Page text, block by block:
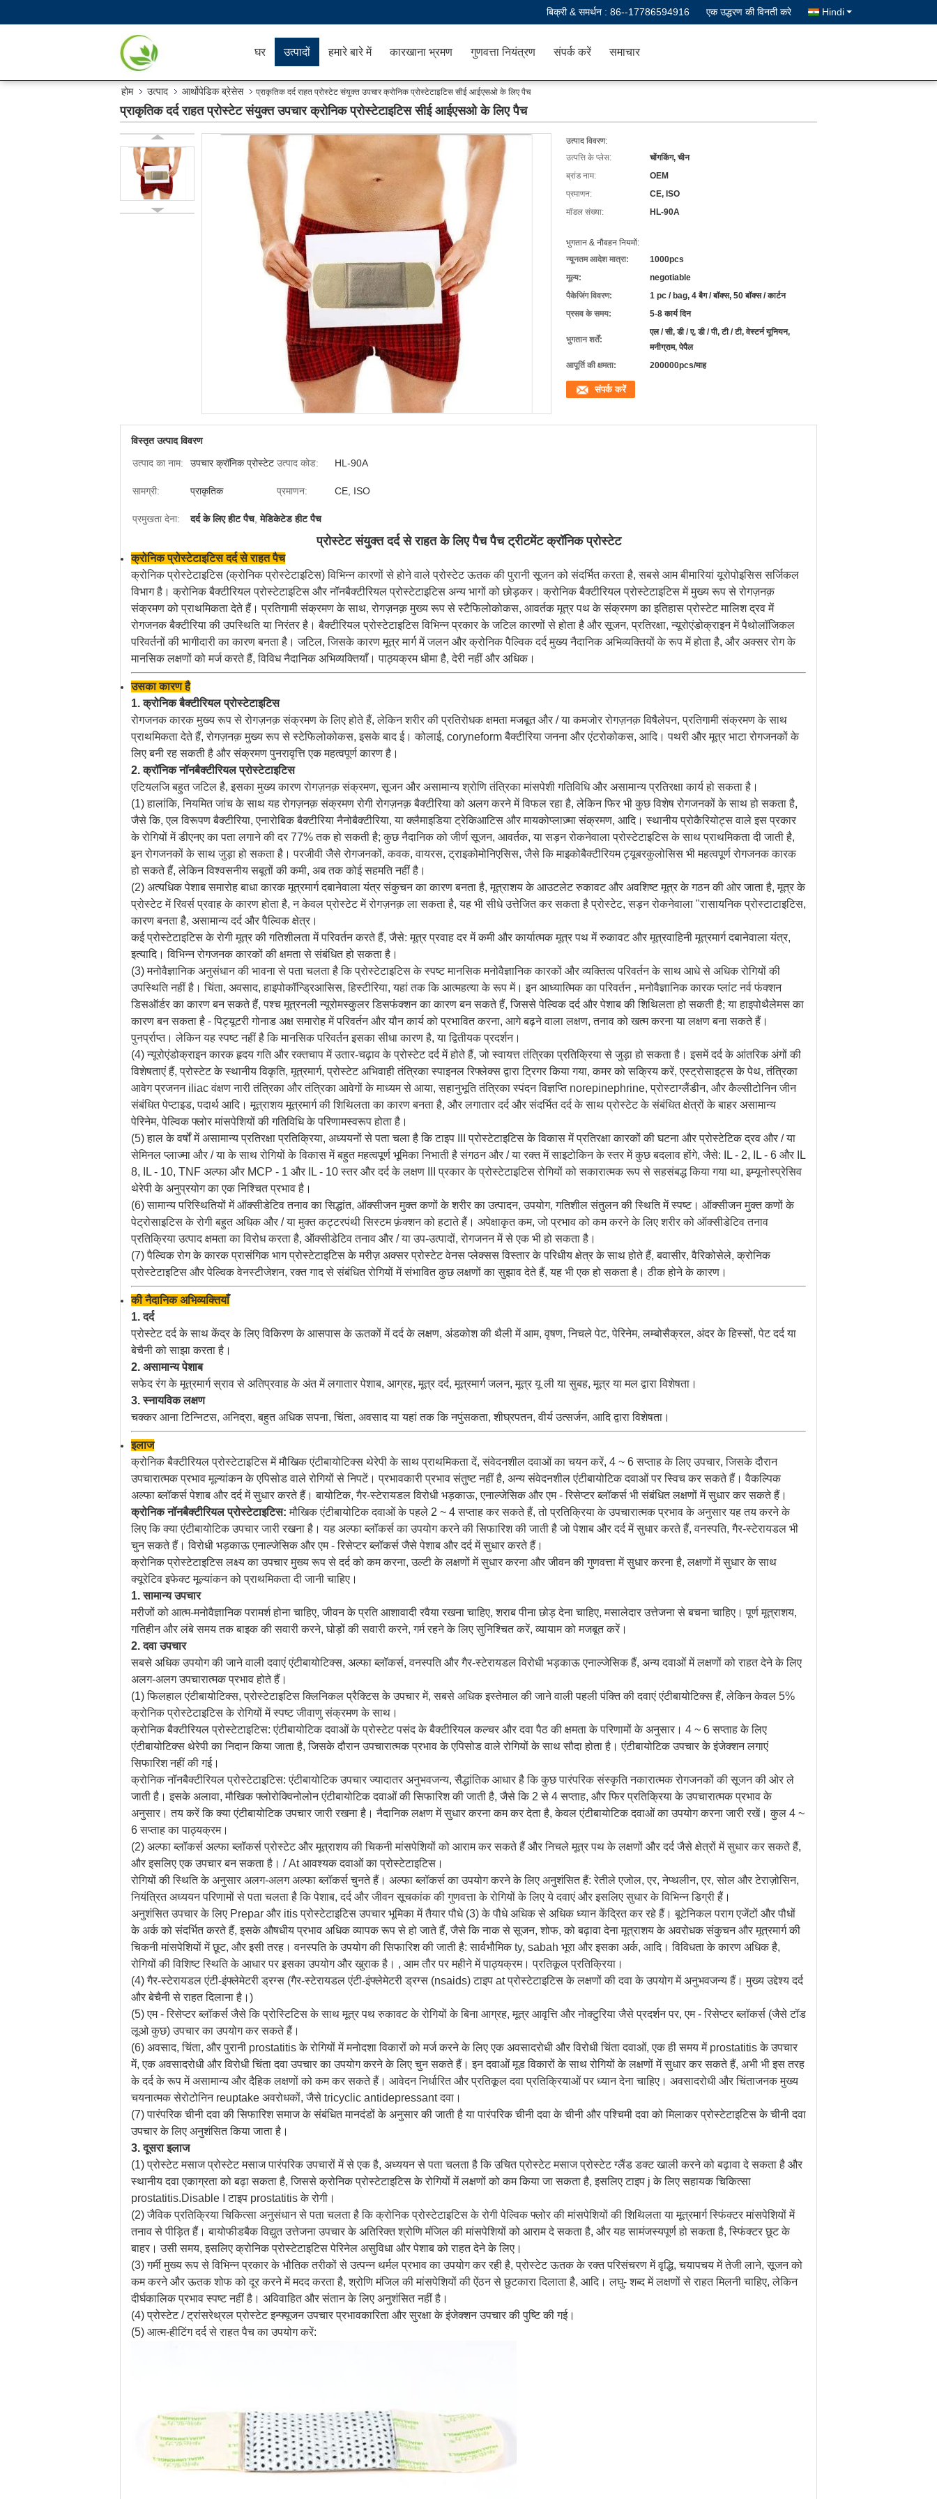
बिक्री & समर्थन : 86--17786594916 एक उद्धरण की विनती करे Hindi
घर उत्पादों हमारे बारे में कारखाना भ्रमण गुणवत्ता नियंत्रण संपर्क करें समाचार
होम उत्पाद आर्थोपेडिक ब्रेसेस प्राकृतिक दर्द राहत प्रोस्टेट संयुक्त उपचार क्रोनिक प्रोस्टेटाइटिस सीई आईएसओ के लिए पैच
प्राकृतिक दर्द राहत प्रोस्टेट संयुक्त उपचार क्रोनिक प्रोस्टेटाइटिस सीई आईएसओ के लिए पैच
उत्पाद विवरण:
उत्पत्ति के प्लेस:
चोंगकिंग, चीन
ब्रांड नाम:
OEM
प्रमाणन:
CE, ISO
मॉडल संख्या:
HL-90A
भुगतान & नौवहन नियमों:
न्यूनतम आदेश मात्रा:
1000pcs
मूल्य:
negotiable
पैकेजिंग विवरण:
1 pc / bag, 4 बैग / बॉक्स, 50 बॉक्स / कार्टन
प्रसव के समय:
5-8 कार्य दिन
भुगतान शर्तें:
एल / सी, डी / ए, डी / पी, टी / टी, वेस्टर्न यूनियन,
मनीग्राम, पेपैल
आपूर्ति की क्षमता:
200000pcs/माह
संपर्क करें
विस्तृत उत्पाद विवरण
उत्पाद का नाम:
उपचार क्रॉनिक प्रोस्टेट उत्पाद कोड: HL-90A
सामग्री: प्राकृतिक प्रमाणन: CE, ISO
प्रमुखता देना: दर्द के लिए हीट पैच,मेडिकेटेड हीट पैच
प्रोस्टेट संयुक्त दर्द से राहत के लिए पैच पैच ट्रीटमेंट क्रॉनिक प्रोस्टेट
क्रोनिक प्रोस्टेटाइटिस दर्द से राहत पैच
क्रोनिक प्रोस्टेटाइटिस (क्रोनिक प्रोस्टेटाइटिस) विभिन्न कारणों से होने वाले प्रोस्टेट ऊतक की पुरानी सूजन को संदर्भित करता है, सबसे आम बीमारियां यूरोपोइसिस ​​सर्जिकल
विभाग है। क्रोनिक बैक्टीरियल प्रोस्टेटाइटिस और नॉनबैक्टीरियल प्रोस्टेटाइटिस अन्य भागों को छोड़कर। क्रोनिक बैक्टीरियल प्रोस्टेटाइटिस में मुख्य रूप से रोगज़नक़
संक्रमण को प्राथमिकता देते हैं। प्रतिगामी संक्रमण के साथ, रोगज़नक़ मुख्य रूप से स्टैफिलोकोकस, आवर्तक मूत्र पथ के संक्रमण का इतिहास प्रोस्टेट मालिश द्रव में
रोगजनक बैक्टीरिया की उपस्थिति या निरंतर है। बैक्टीरियल प्रोस्टेटाइटिस विभिन्न प्रकार के जटिल कारणों से होता है और सूजन, प्रतिरक्षा, न्यूरोएंडोक्राइन में पैथोलॉजिकल
परिवर्तनों की भागीदारी का कारण बनता है। जटिल, जिसके कारण मूत्र मार्ग में जलन और क्रोनिक पैल्विक दर्द मुख्य नैदानिक ​​अभिव्यक्तियों के रूप में होता है, और अक्सर रोग के
मानसिक लक्षणों को मर्ज करते हैं, विविध नैदानिक ​​अभिव्यक्तियाँ। पाठ्यक्रम धीमा है, देरी नहीं और अधिक।
उसका कारण है
1. क्रोनिक बैक्टीरियल प्रोस्टेटाइटिस
रोगजनक कारक मुख्य रूप से रोगज़नक़ संक्रमण के लिए होते हैं, लेकिन शरीर की प्रतिरोधक क्षमता मजबूत और / या कमजोर रोगज़नक़ विषैलेपन, प्रतिगामी संक्रमण के साथ
प्राथमिकता देते हैं, रोगज़नक़ मुख्य रूप से स्टेफिलोकोकस, इसके बाद ई। कोलाई, coryneform बैक्टीरिया जनना और एंटरोकोकस, आदि। पथरी और मूत्र भाटा रोगजनकों के
लिए बनी रह सकती है और संक्रमण पुनरावृत्ति एक महत्वपूर्ण कारण है।
2. क्रॉनिक नॉनबैक्टीरियल प्रोस्टेटाइटिस
एटियलजि बहुत जटिल है, इसका मुख्य कारण रोगज़नक़ संक्रमण, सूजन और असामान्य श्रोणि तंत्रिका मांसपेशी गतिविधि और असामान्य प्रतिरक्षा कार्य हो सकता है।
(1) हालांकि, नियमित जांच के साथ यह रोगज़नक़ संक्रमण रोगी रोगज़नक़ बैक्टीरिया को अलग करने में विफल रहा है, लेकिन फिर भी कुछ विशेष रोगजनकों के साथ हो सकता है,
जैसे कि, एल विरूपण बैक्टीरिया, एनारोबिक बैक्टीरिया नैनोबैक्टीरिया, या क्लैमाइडिया ट्रेकिआटिस और मायकोप्लाज़्मा संक्रमण, आदि। स्थानीय प्रोकैरियोट्स वाले इस प्रकार
के रोगियों में डीएनए का पता लगाने की दर 77% तक हो सकती है; कुछ नैदानिक ​​को जीर्ण सूजन, आवर्तक, या सड़न रोकनेवाला प्रोस्टेटाइटिस के साथ प्राथमिकता दी जाती है,
इन रोगजनकों के साथ जुड़ा हो सकता है। परजीवी जैसे रोगजनकों, कवक, वायरस, ट्राइकोमोनिएसिस, जैसे कि माइकोबैक्टीरियम ट्यूबरकुलोसिस भी महत्वपूर्ण रोगजनक कारक
हो सकते हैं, लेकिन विश्वसनीय सबूतों की कमी, अब तक कोई सहमति नहीं है।
(2) अत्यधिक पेशाब समारोह बाधा कारक मूत्रमार्ग दबानेवाला यंत्र संकुचन का कारण बनता है, मूत्राशय के आउटलेट रुकावट और अवशिष्ट मूत्र के गठन की ओर जाता है, मूत्र के
प्रोस्टेट में रिवर्स प्रवाह के कारण होता है, न केवल प्रोस्टेट में रोगज़नक़ ला सकता है, यह भी सीधे उत्तेजित कर सकता है प्रोस्टेट, सड़न रोकनेवाला "रासायनिक प्रोस्टाटाइटिस,
कारण बनता है, असामान्य दर्द और पैल्विक क्षेत्र।
कई प्रोस्टेटाइटिस के रोगी मूत्र की गतिशीलता में परिवर्तन करते हैं, जैसे: मूत्र प्रवाह दर में कमी और कार्यात्मक मूत्र पथ में रुकावट और मूत्रवाहिनी मूत्रमार्ग दबानेवाला यंत्र,
इत्यादि। विभिन्न रोगजनक कारकों की क्षमता से संबंधित हो सकता है।
(3) मनोवैज्ञानिक अनुसंधान की भावना से पता चलता है कि प्रोस्टेटाइटिस के स्पष्ट मानसिक मनोवैज्ञानिक कारकों और व्यक्तित्व परिवर्तन के साथ आधे से अधिक रोगियों की
उपस्थिति नहीं है। चिंता, अवसाद, हाइपोकॉन्ड्रिआसिस, हिस्टीरिया, यहां तक ​​कि आत्महत्या के रूप में। इन आध्यात्मिक का परिवर्तन , मनोवैज्ञानिक कारक प्लांट नर्व फंक्शन
डिसऑर्डर का कारण बन सकते हैं, पश्च मूत्रनली न्यूरोमस्कुलर डिसफंक्शन का कारण बन सकते हैं, जिससे पेल्विक दर्द और पेशाब की शिथिलता हो सकती है; या हाइपोथैलेमस का
कारण बन सकता है - पिट्यूटरी गोनाड अक्ष समारोह में परिवर्तन और यौन कार्य को प्रभावित करना, आगे बढ़ने वाला लक्षण, तनाव को खत्म करना या लक्षण बना सकते हैं।
पुनर्प्राप्त। लेकिन यह स्पष्ट नहीं है कि मानसिक परिवर्तन इसका सीधा कारण है, या द्वितीयक प्रदर्शन।
(4) न्यूरोएंडोक्राइन कारक हृदय गति और रक्तचाप में उतार-चढ़ाव के प्रोस्टेट दर्द में होते हैं, जो स्वायत्त तंत्रिका प्रतिक्रिया से जुड़ा हो सकता है। इसमें दर्द के आंतरिक अंगों की
विशेषताएं हैं, प्रोस्टेट के स्थानीय विकृति, मूत्रमार्ग, प्रोस्टेट अभिवाही तंत्रिका स्पाइनल रिफ्लेक्स द्वारा ट्रिगर किया गया, कमर को सक्रिय करें, एस्ट्रोसाइट्स के पेथ, तंत्रिका
आवेग प्रजनन iliac वंक्षण नारी तंत्रिका और तंत्रिका आवेगों के माध्यम से आया, सहानुभूति तंत्रिका स्पंदन विज्ञप्ति norepinephrine, प्रोस्टाग्लैंडीन, और कैल्सीटोनिन जीन
संबंधित पेप्टाइड, पदार्थ आदि। मूत्राशय मूत्रमार्ग की शिथिलता का कारण बनता है, और लगातार दर्द और संदर्भित दर्द के साथ प्रोस्टेट के संबंधित क्षेत्रों के बाहर असामान्य
पेरिनेम, पेल्विक फ्लोर मांसपेशियों की गतिविधि के परिणामस्वरूप होता है।
(5) हाल के वर्षों में असामान्य प्रतिरक्षा प्रतिक्रिया, अध्ययनों से पता चला है कि टाइप III प्रोस्टेटाइटिस के विकास में प्रतिरक्षा कारकों की घटना और प्रोस्टेटिक द्रव और / या
सेमिनल प्लाज्मा और / या के साथ रोगियों के विकास में बहुत महत्वपूर्ण भूमिका निभाती है संगठन और / या रक्त में साइटोकिन के स्तर में कुछ बदलाव होंगे, जैसे: IL - 2, IL - 6 और IL
8, IL - 10, TNF अल्फा और MCP - 1 और IL - 10 स्तर और दर्द के लक्षण III प्रकार के प्रोस्टेटाइटिस रोगियों को सकारात्मक रूप से सहसंबद्ध किया गया था, इम्यूनोस्प्रेसिव
थेरेपी के अनुप्रयोग का एक निश्चित प्रभाव है।
(6) सामान्य परिस्थितियों में ऑक्सीडेटिव तनाव का सिद्धांत, ऑक्सीजन मुक्त कणों के शरीर का उत्पादन, उपयोग, गतिशील संतुलन की स्थिति में स्पष्ट। ऑक्सीजन मुक्त कणों के
पेट्रोसाइटिस के रोगी बहुत अधिक और / या मुक्त कट्टरपंथी सिस्टम फ़ंक्शन को हटाते हैं। अपेक्षाकृत कम, जो प्रभाव को कम करने के लिए शरीर को ऑक्सीडेटिव तनाव
प्रतिक्रिया उत्पाद क्षमता का विरोध करता है, ऑक्सीडेटिव तनाव और / या उप-उत्पादों, रोगजनन में से एक भी हो सकता है।
(7) पैल्विक रोग के कारक प्रासंगिक भाग प्रोस्टेटाइटिस के मरीज़ अक्सर प्रोस्टेट वेनस प्लेक्सस विस्तार के परिधीय क्षेत्र के साथ होते हैं, बवासीर, वैरिकोसेले, क्रोनिक
प्रोस्टेटाइटिस और पेल्विक वेनस्टीजेशन, रक्त गाद से संबंधित रोगियों में संभावित कुछ लक्षणों का सुझाव देते हैं, यह भी एक हो सकता है। ठीक होने के कारण।
की नैदानिक ​​अभिव्यक्तियाँ
1. दर्द
प्रोस्टेट दर्द के साथ केंद्र के लिए विकिरण के आसपास के ऊतकों में दर्द के लक्षण, अंडकोश की थैली में आम, वृषण, निचले पेट, पेरिनेम, लम्बोसैक्रल, अंदर के हिस्सों, पेट दर्द या
बेचैनी को साझा करता है।
2. असामान्य पेशाब
सफेद रंग के मूत्रमार्ग स्राव से अतिप्रवाह के अंत में लगातार पेशाब, आग्रह, मूत्र दर्द, मूत्रमार्ग जलन, मूत्र यू ली या सुबह, मूत्र या मल द्वारा विशेषता।
3. स्नायविक लक्षण
चक्कर आना टिन्निटस, अनिद्रा, बहुत अधिक सपना, चिंता, अवसाद या यहां तक ​​कि नपुंसकता, शीघ्रपतन, वीर्य उत्सर्जन, आदि द्वारा विशेषता।
इलाज
क्रोनिक बैक्टीरियल प्रोस्टेटाइटिस में मौखिक एंटीबायोटिक्स थेरेपी के साथ प्राथमिकता दें, संवेदनशील दवाओं का चयन करें, 4 ~ 6 सप्ताह के लिए उपचार, जिसके दौरान
उपचारात्मक प्रभाव मूल्यांकन के एपिसोड वाले रोगियों से निपटें। प्रभावकारी प्रभाव संतुष्ट नहीं है, अन्य संवेदनशील एंटीबायोटिक दवाओं पर स्विच कर सकते हैं। वैकल्पिक
अल्फा ब्लॉकर्स पेशाब और दर्द में सुधार करते हैं। बायोटिक, गैर-स्टेरायडल विरोधी भड़काऊ, एनाल्जेसिक और एम - रिसेप्टर ब्लॉकर्स भी संबंधित लक्षणों में सुधार कर सकते हैं।
क्रोनिक नॉनबैक्टीरियल प्रोस्टेटाइटिस: मौखिक एंटीबायोटिक दवाओं के पहले 2 ~ 4 सप्ताह कर सकते हैं, तो प्रतिक्रिया के उपचारात्मक प्रभाव के अनुसार यह तय करने के
लिए कि क्या एंटीबायोटिक उपचार जारी रखना है। यह अल्फा ब्लॉकर्स का उपयोग करने की सिफारिश की जाती है जो पेशाब और दर्द में सुधार करते हैं, वनस्पति, गैर-स्टेरायडल भी
चुन सकते हैं। विरोधी भड़काऊ एनाल्जेसिक और एम - रिसेप्टर ब्लॉकर्स जैसे पेशाब और दर्द में सुधार करते हैं।
क्रोनिक प्रोस्टेटाइटिस लक्ष्य का उपचार मुख्य रूप से दर्द को कम करना, उल्टी के लक्षणों में सुधार करना और जीवन की गुणवत्ता में सुधार करना है, लक्षणों में सुधार के साथ
क्यूरेटिव इफेक्ट मूल्यांकन को प्राथमिकता दी जानी चाहिए।
1. सामान्य उपचार
मरीजों को आत्म-मनोवैज्ञानिक परामर्श होना चाहिए, जीवन के प्रति आशावादी रवैया रखना चाहिए, शराब पीना छोड़ देना चाहिए, मसालेदार उत्तेजना से बचना चाहिए। पूर्ण मूत्राशय,
गतिहीन और लंबे समय तक बाइक की सवारी करने, घोड़ों की सवारी करने, गर्म रहने के लिए सुनिश्चित करें, व्यायाम को मजबूत करें।
2. दवा उपचार
सबसे अधिक उपयोग की जाने वाली दवाएं एंटीबायोटिक्स, अल्फा ब्लॉकर्स, वनस्पति और गैर-स्टेरायडल विरोधी भड़काऊ एनाल्जेसिक हैं, अन्य दवाओं में लक्षणों को राहत देने के लिए
अलग-अलग उपचारात्मक प्रभाव होते हैं।
(1) फिलहाल एंटीबायोटिक्स, प्रोस्टेटाइटिस क्लिनिकल प्रैक्टिस के उपचार में, सबसे अधिक इस्तेमाल की जाने वाली पहली पंक्ति की दवाएं एंटीबायोटिक्स हैं, लेकिन केवल 5%
क्रोनिक प्रोस्टेटाइटिस के रोगियों में स्पष्ट जीवाणु संक्रमण के साथ।
क्रोनिक बैक्टीरियल प्रोस्टेटाइटिस: एंटीबायोटिक दवाओं के प्रोस्टेट पसंद के बैक्टीरियल कल्चर और दवा पैठ की क्षमता के परिणामों के अनुसार। 4 ~ 6 सप्ताह के लिए
एंटीबायोटिक्स थेरेपी का निदान किया जाता है, जिसके दौरान उपचारात्मक प्रभाव के एपिसोड वाले रोगियों के साथ सौदा होता है। एंटीबायोटिक उपचार के इंजेक्शन लगाएं
सिफारिश नहीं की गई।
क्रोनिक नॉनबैक्टीरियल प्रोस्टेटाइटिस: एंटीबायोटिक उपचार ज्यादातर अनुभवजन्य, सैद्धांतिक आधार है कि कुछ पारंपरिक संस्कृति नकारात्मक रोगजनकों की सूजन की ओर ले
जाती है। इसके अलावा, मौखिक फ्लोरोक्विनोलोन एंटीबायोटिक दवाओं की सिफारिश की जाती है, जैसे कि 2 से 4 सप्ताह, और फिर प्रतिक्रिया के उपचारात्मक प्रभाव के
अनुसार। तय करें कि क्या एंटीबायोटिक उपचार जारी रखना है। नैदानिक ​​लक्षण में सुधार करना कम कर देता है, केवल एंटीबायोटिक दवाओं का उपयोग करना जारी रखें। कुल 4 ~
6 सप्ताह का पाठ्यक्रम।
(2) अल्फा ब्लॉकर्स अल्फा ब्लॉकर्स प्रोस्टेट और मूत्राशय की चिकनी मांसपेशियों को आराम कर सकते हैं और निचले मूत्र पथ के लक्षणों और दर्द जैसे क्षेत्रों में सुधार कर सकते हैं,
और इसलिए एक उपचार बन सकता है। / At आवश्यक दवाओं का प्रोस्टेटाइटिस।
रोगियों की स्थिति के अनुसार अलग-अलग अल्फा ब्लॉकर्स चुनते हैं। अल्फा ब्लॉकर्स का उपयोग करने के लिए अनुशंसित हैं: रेतीले एजोल, एर, नेप्थलीन, एर, सोल और टेराज़ोसिन,
नियंत्रित अध्ययन परिणामों से पता चलता है कि पेशाब, दर्द और जीवन सूचकांक की गुणवत्ता के रोगियों के लिए ये दवाएं और इसलिए सुधार के विभिन्न डिग्री हैं।
अनुशंसित उपचार के लिए Prepar और itis प्रोस्टेटाइटिस उपचार भूमिका में तैयार पौधे (3) के पौधे अधिक से अधिक ध्यान केंद्रित कर रहे हैं। बूटेनिकल पराग एजेंटों और पौधों
के अर्क को संदर्भित करते हैं, इसके औषधीय प्रभाव अधिक व्यापक रूप से हो जाते हैं, जैसे कि नाक से सूजन, शोफ, को बढ़ावा देना मूत्राशय के अवरोधक संकुचन और मूत्रमार्ग की
चिकनी मांसपेशियों में छूट, और इसी तरह। वनस्पति के उपयोग की सिफारिश की जाती है: सार्वभौमिक ty, sabah भूरा और इसका अर्क, आदि। विविधता के कारण अधिक है,
रोगियों की विशिष्ट स्थिति के आधार पर इसका उपयोग और खुराक है। , आम तौर पर महीने में पाठ्यक्रम। प्रतिकूल प्रतिक्रिया।
(4) गैर-स्टेरायडल एंटी-इंफ्लेमेटरी ड्रग्स (गैर-स्टेरायडल एंटी-इंफ्लेमेटरी ड्रग्स (nsaids) टाइप at प्रोस्टेटाइटिस के लक्षणों की दवा के उपयोग में अनुभवजन्य हैं। मुख्य उद्देश्य दर्द
और बेचैनी से राहत दिलाना है।)
(5) एम - रिसेप्टर ब्लॉकर्स जैसे कि प्रोस्टिटिस के साथ मूत्र पथ रुकावट के रोगियों के बिना आग्रह, मूत्र आवृत्ति और नोक्टुरिया जैसे प्रदर्शन पर, एम - रिसेप्टर ब्लॉकर्स (जैसे टॉड
लूओ कुछ) उपचार का उपयोग कर सकते हैं।
(6) अवसाद, चिंता, और पुरानी prostatitis के रोगियों में मनोदशा विकारों को मर्ज करने के लिए एक अवसादरोधी और विरोधी चिंता दवाओं, एक ही समय में prostatitis के उपचार
में, एक अवसादरोधी और विरोधी चिंता दवा उपचार का उपयोग करने के लिए चुन सकते हैं। इन दवाओं मूड विकारों के साथ रोगियों के लक्षणों में सुधार कर सकते हैं, अभी भी इस तरह
के दर्द के रूप में असामान्य और दैहिक लक्षणों को कम कर सकते हैं। आवेदन निर्धारित और प्रतिकूल दवा प्रतिक्रियाओं पर ध्यान देना चाहिए। अवसादरोधी और चिंताजनक मुख्य
चयनात्मक सेरोटोनिन reuptake अवरोधकों, जैसे tricyclic antidepressant दवा।
(7) पारंपरिक चीनी दवा की सिफारिश समाज के संबंधित मानदंडों के अनुसार की जाती है या पारंपरिक चीनी दवा के चीनी और पश्चिमी दवा को मिलाकर प्रोस्टेटाइटिस के चीनी दवा
उपचार के लिए अनुशंसित किया जाता है।
3. दूसरा इलाज
(1) प्रोस्टेट मसाज प्रोस्टेट मसाज पारंपरिक उपचारों में से एक है, अध्ययन से पता चलता है कि उचित प्रोस्टेट मसाज प्रोस्टेट ग्लैंड डक्ट खाली करने को बढ़ावा दे सकता है और
स्थानीय दवा एकाग्रता को बढ़ा सकता है, जिससे क्रोनिक प्रोस्टेटाइटिस के रोगियों में लक्षणों को कम किया जा सकता है, इसलिए टाइप j के लिए सहायक चिकित्सा
prostatitis.Disable Ⅰ टाइप prostatitis के रोगी।
(2) जैविक प्रतिक्रिया चिकित्सा अनुसंधान से पता चलता है कि क्रोनिक प्रोस्टेटाइटिस के रोगी पेल्विक फ्लोर की मांसपेशियों की शिथिलता या मूत्रमार्ग स्फिंक्टर मांसपेशियों में
तनाव से पीड़ित हैं। बायोफीडबैक विद्युत उत्तेजना उपचार के अतिरिक्त श्रोणि मंजिल की मांसपेशियों को आराम दे सकता है, और यह सामंजस्यपूर्ण हो सकता है, स्फिंक्टर छूट के
बाहर। उसी समय, इसलिए क्रोनिक प्रोस्टेटाइटिस पेरिनेल असुविधा और पेशाब को राहत देने के लिए।
(3) गर्मी मुख्य रूप से विभिन्न प्रकार के भौतिक तरीकों से उत्पन्न थर्मल प्रभाव का उपयोग कर रही है, प्रोस्टेट ऊतक के रक्त परिसंचरण में वृद्धि, चयापचय में तेजी लाने, सूजन को
कम करने और ऊतक शोफ को दूर करने में मदद करता है, श्रोणि मंजिल की मांसपेशियों की ऐंठन से छुटकारा दिलाता है, आदि। लघु- शब्द में लक्षणों से राहत मिलनी चाहिए, लेकिन
दीर्घकालिक प्रभाव स्पष्ट नहीं है। अविवाहित और संतान के लिए अनुशंसित नहीं है।
(4) प्रोस्टेट / ट्रांसरेथ्रल प्रोस्टेट इन्फ्यूजन उपचार प्रभावकारिता और सुरक्षा के इंजेक्शन उपचार की पुष्टि की गई।
(5) आत्म-हीटिंग दर्द से राहत पैच का उपयोग करें: